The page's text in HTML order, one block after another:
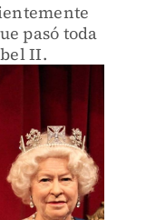
pasó toda
II.